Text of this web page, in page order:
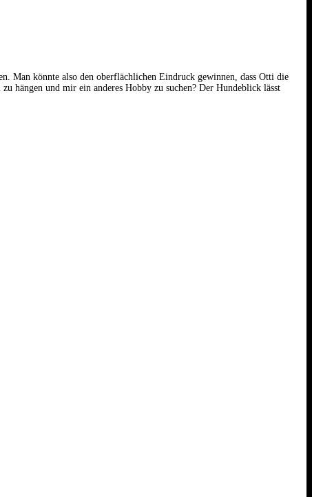
Man könnte also den oberflächlichen Eindruck gewinnen, dass Otti die
hängen und mir ein anderes Hobby zu suchen? Der Hundeblick lässt